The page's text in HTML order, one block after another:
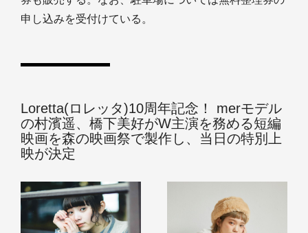
申し込みを受付けている。
Loretta(ロレッタ)10周年記念！ merモデル
の村濱遥、橋下美好がW主演を務める短編
映画を森の映画祭で製作し、当日の特別上
映が決定